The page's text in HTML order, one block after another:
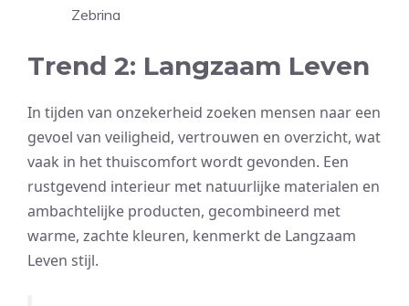
Zebrina
Trend 2: Langzaam Leven
In tijden van onzekerheid zoeken mensen naar een
gevoel van veiligheid, vertrouwen en overzicht, wat
vaak in het thuiscomfort wordt gevonden. Een
rustgevend interieur met natuurlijke materialen en
ambachtelijke producten, gecombineerd met
warme, zachte kleuren, kenmerkt de Langzaam
Leven stijl.